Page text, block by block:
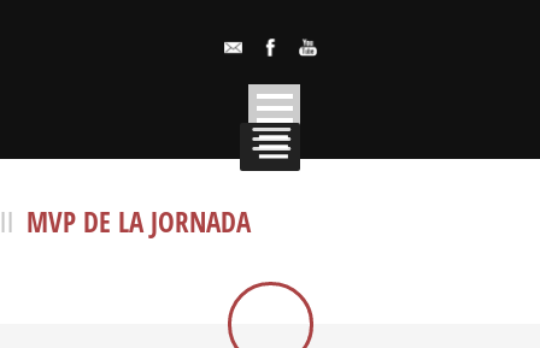
MVP DE LA JORNADA